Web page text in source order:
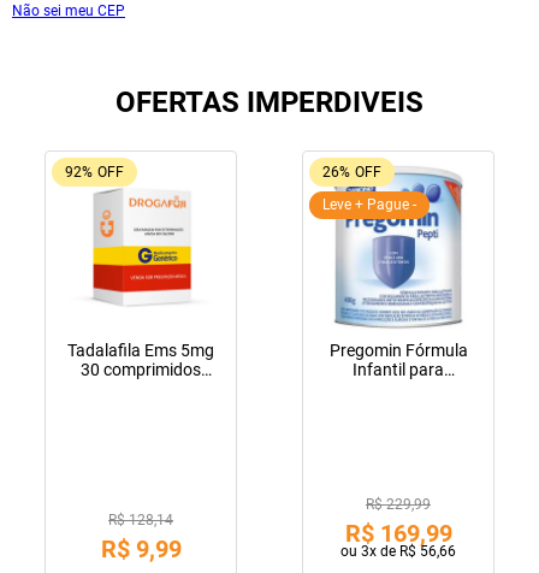
Não sei meu CEP
OFERTAS IMPERDIVEIS
92% OFF
Tadalafila Ems 5mg
30 comprimidos
R$ 128,14
R$ 9,99
26% OFF
Leve + Pague -
Pregomin Fórmula
Infantil para
R$ 229,99
R$ 169,99
ou 3x de R$ 56,66